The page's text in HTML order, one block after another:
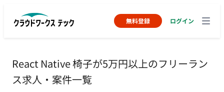
無料登録 ログイン
React Native 椅子が5万円以上のフリーラン
ス求人・案件一覧